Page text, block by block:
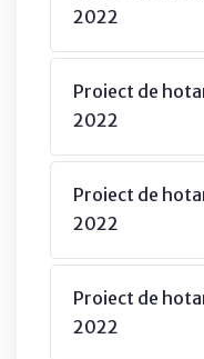
2022
Proiect de
2022
Proiect de
2022
Proiect de
2022